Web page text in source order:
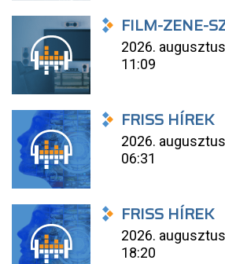
FILM-ZENE-
2026.
11:09
FRISS HÍREK
2026.
06:31
FRISS HÍREK
2026.
18:20